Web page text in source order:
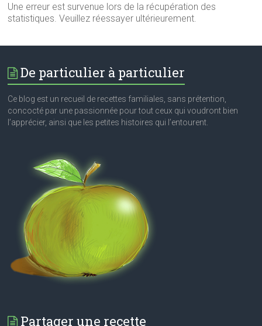
Une erreur est survenue lors de la récupération des
statistiques. Veuillez réessayer ultérieurement.
De particulier à particulier
Ce blog est un recueil de recettes familiales, sans prétention,
concocté par une passionnée pour tout ceux qui voudront bien
l’apprécier, ainsi que les petites histoires qui l’entourent.
Partager une recette